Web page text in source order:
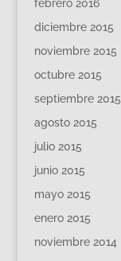
febrero 2016
diciembre 2015
noviembre 2015
octubre 2015
septiembre 2015
agosto 2015
julio 2015
junio 2015
mayo 2015
enero 2015
noviembre 2014